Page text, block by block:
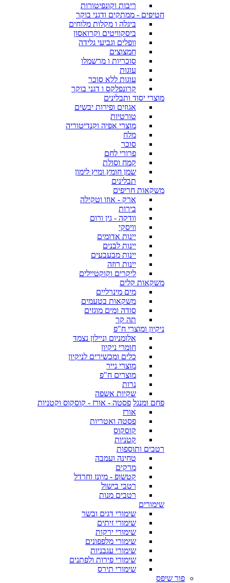
ריבות וקונפיטורות
חטיפים - ממתקים ודגני בוקר
ביגלה ו מקלות מלוחים
ביסקוויטים וקרואסון
וופלים וגביעי גלידה
חמצוצים
סוכריות ו מרשמלו
עוגות
עוגות ללא סוכר
קרונפלקס ו דגני בוקר
מוצרי יסוד ותבלינים
אגוזים ופירות יבשים
טורטיות
מוצרי אפיה וקנדיטוריה
מלח
סוכר
פרורי לחם
קמח וסולת
שמן חומץ ומיץ לימון
תבלינים
משקאות חריפים
ארק - אוזו וטקילה
בירות
וודקה - גין ורום
וויסקי
יינות אדומים
יינות לבנים
יינות מבעבעים
יינות רוזה
ליקרים וקוקטיילים
משקאות קלים
מים מינרליים
משקאות בטעמים
סודה ומים מוגזים
תה קר
ניקיון ומוצרי ח"פ
אלומניום וניילון נצמד
חומרי ניקיון
כלים ומכשירים לניקיון
מוצרי נייר
מוצרים ח"פ
נרות
שקיות אשפה
פחם ומנגל פסטה - אורז - קוסקוס וקטניות
אורז
פסטה ואטריות
קוסקוס
קטניות
רטבים ותוספות
טחינה ועמבה
מרקים
קטשופ - מיונז וחרדל
רטבי בישול
רטבים מנות
שימורים
שימורי דגים ובשר
שימורי זיתים
שימורי ירקות
שימורי מלפפונים
שימורי עגבניות
שימורי פירות ולפתנים
שימורי תירס
פור שיפס